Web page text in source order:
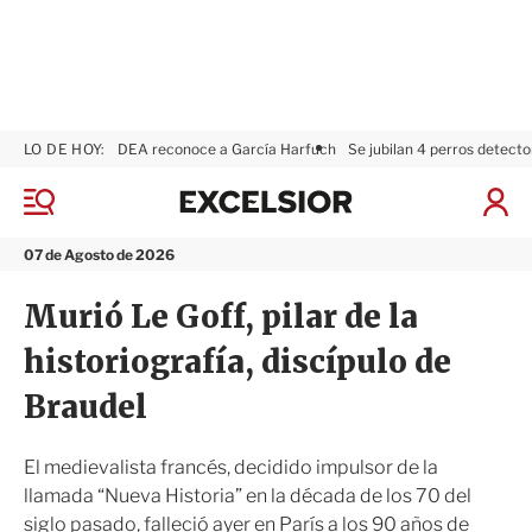
M
n
07 de Agosto de 2026
LO DE HOY: DEA reconoce a García Harfuch Se jubilan 4 perros
I
x
s
i
r
Murió Le Goff, pilar de la
historiografía, discípulo de
Braudel
El medievalista francés, decidido impulsor de la
llamada “Nueva Historia” en la década de los 70 del
siglo pasado, falleció ayer en París a los 90 años de